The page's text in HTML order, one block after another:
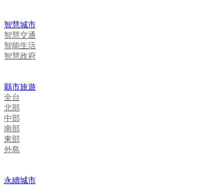
智慧城市
智慧交通
智能生活
智慧政府
縣市旅遊
全台
北部
中部
南部
東部
外島
永續城市